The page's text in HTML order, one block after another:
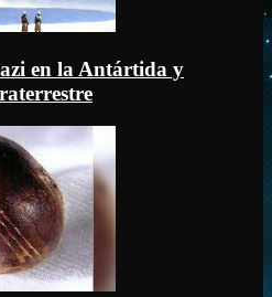
en la Antártida y